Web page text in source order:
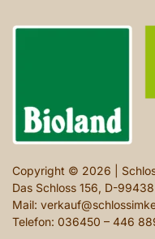
Copyright © 2026 |
Das Schloss 156, D-
Mail:
Telefon: 036450 – 446